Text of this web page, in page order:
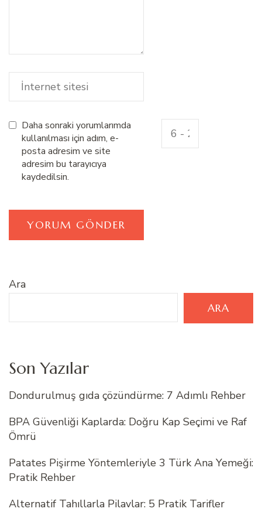
Daha sonraki yorumlarımda
kullanılması için adım, e-
posta adresim ve site
adresim bu tarayıcıya
kaydedilsin.
Ara
ARA
Son Yazılar
Dondurulmuş gıda çözündürme: 7 Adımlı Rehber
BPA Güvenliği Kaplarda: Doğru Kap Seçimi ve Raf
Ömrü
Patates Pişirme Yöntemleriyle 3 Türk Ana Yemeği:
Pratik Rehber
Alternatif Tahıllarla Pilavlar: 5 Pratik Tarifler